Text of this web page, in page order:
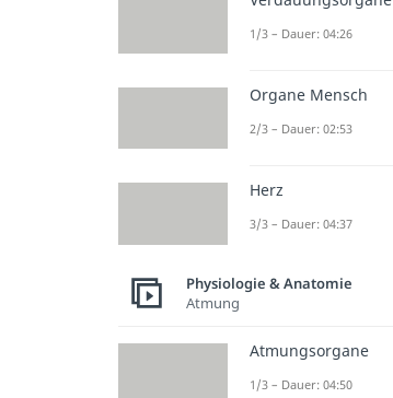
1/3 – Dauer: 04:26
Organe Mensch
2/3 – Dauer: 02:53
Herz
3/3 – Dauer: 04:37
Physiologie & Anatomie
Atmung
Atmungsorgane
1/3 – Dauer: 04:50